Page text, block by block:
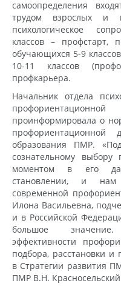
самоопределения
трудом взрослых и
психологическое
классов – профстарт,
обучающихся 5-9
10-11 классов
профкарьера.
Начальник отдела
проинформировала о
профориентационной
образования ПМР.
сознательному выбору
моментом в его
становлении, и нам
современной
Илона Васильевна,
и в Российской
большое
эффективности
подбора, расстановки
в Стратегии развития
ПМР В.Н.